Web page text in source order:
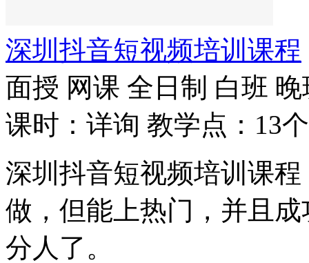
深圳抖音短视频培训课程
面授 网课 全日制 白班 晚
课时：详询 教学点：13个
深圳抖音短视频培训课
做，但能上热门，并且
分人了。